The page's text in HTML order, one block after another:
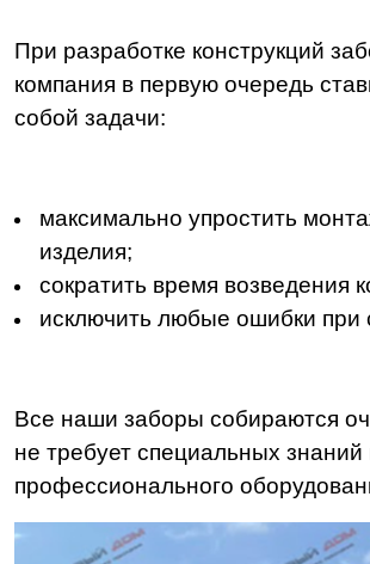
При разработке конструкций
компания в первую очередь
собой задачи:
максимально упростить
изделия;
сократить время возведения
исключить любые ошибки при
Все наши заборы собираются
не требует специальных знаний
профессионального